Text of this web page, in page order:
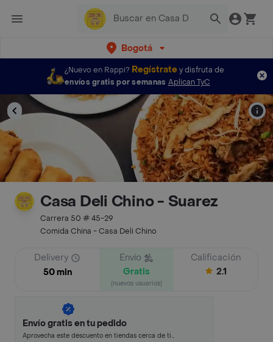
Bogotá
¿Nuevo en Rappi? Regístratey disfruta de
envíos gratis por semanas Aplican TyC
Casa Deli Chino - Suarez
Carrera 50 # 45-29
Comida China - Casa Deli Chino
Delivery
50 min
Envío
Gratis
(nuevos usuarios)
Calificación
2.1
Envío gratis en tu pedido
Aprovecha este descuento en tiendas cerca de ti